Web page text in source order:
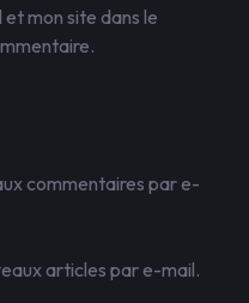
mon site dans le
commentaires par e-
articles par e-mail.